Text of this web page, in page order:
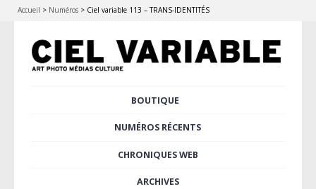
Accueil > Numéros > Ciel variable 113 – TRANS-IDENTITÉS
BOUTIQUE
NUMÉROS RÉCENTS
CHRONIQUES WEB
ARCHIVES